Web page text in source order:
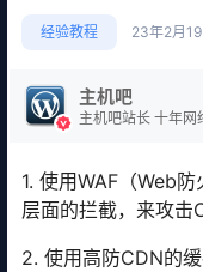
经验教程 23年2月19
主机吧
主机吧站长 十年网络运维经验，精通安
1. 使用WAF（Web
层面的拦截，来攻击
2. 使用高防CDN的